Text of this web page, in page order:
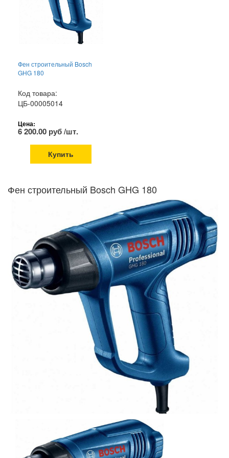
Фен строительный Bosch
GHG 180
Код товара:
ЦБ-00005014
Цена:
6 200.00 руб /шт.
Купить
Фен строительный Bosch GHG 180